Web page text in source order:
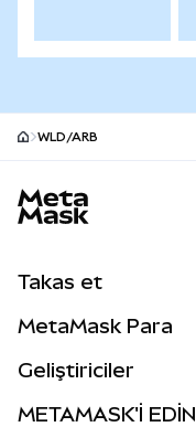
WLD/ARB
Takas et
Perps
MetaMask Para
Geliştiriciler
METAMASK'İ EDİN